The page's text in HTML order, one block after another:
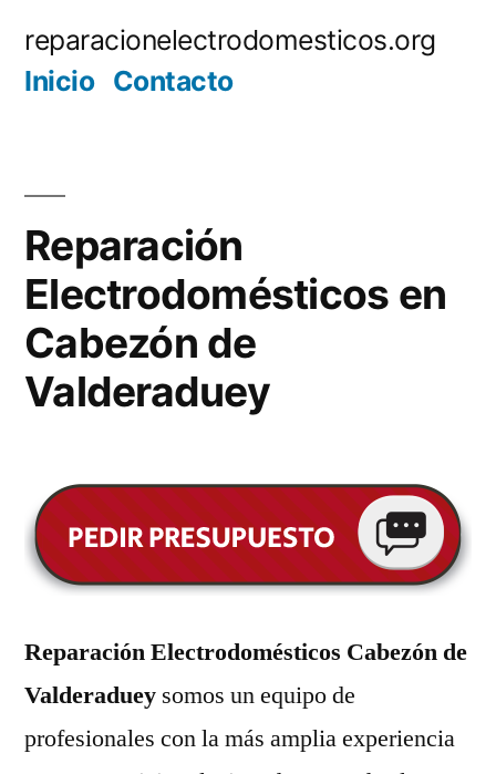
reparacionelectrodomesticos.org
Inicio Contacto
Reparación
Electrodomésticos en
Cabezón de
Valderaduey
Reparación Electrodomésticos Cabezón de
Valderaduey somos un equipo de
profesionales con la más amplia experiencia